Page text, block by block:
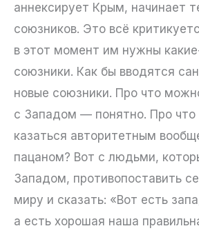
аннексирует Крым, начинает
союзников. Это всё
в этот момент им нужны
союзники. Как бы вводятся
новые союзники. Про что
с Западом — понятно. Про
казаться авторитетным
пацаном? Вот с людьми,
Западом, противопоставить
миру и сказать: «Вот есть
а есть хорошая наша